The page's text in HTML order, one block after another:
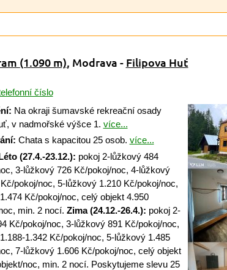
(1.090 m), Modrava - Filipova Huť
číslo
Na okraji šumavské rekreační osady
v nadmořské výšce 1. více...
Chata s kapacitou 25 osob. více...
(27.4.-23.12.): pokoj 2-lůžkový 484
3-lůžkový 726 Kč/pokoj/noc, 4-lůžkový
pokoj/noc, 5-lůžkový 1.210 Kč/pokoj/noc,
Kč/pokoj/noc, celý objekt 4.950
min. 2 nocí. Zima (24.12.-26.4.): pokoj 2-
Kč/pokoj/noc, 3-lůžkový 891 Kč/pokoj/noc,
1.342 Kč/pokoj/noc, 5-lůžkový 1.485
7-lůžkový 1.606 Kč/pokoj/noc, celý objekt
noc, min. 2 nocí. Poskytujeme slevu 25